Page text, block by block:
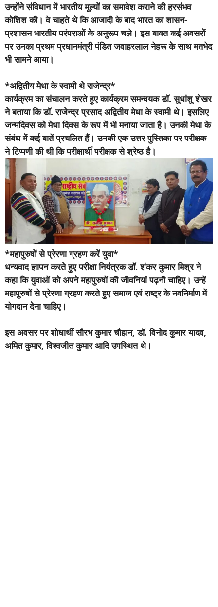
उन्होंने संविधान में भारतीय मूल्यों का समावेश कराने की हरसंभव
कोशिश की। वे चाहते थे कि आजादी के बाद भारत का शासन-
प्रशासन भारतीय परंपराओं के अनुरूप चले। इस बावत कई अवसरों
पर उनका प्रथम प्रधानमंत्री पंडित जवाहरलाल नेहरू के साथ मतभेद
भी सामने आया।
*अद्वितीय मेधा के स्वामी थे राजेन्द्र*
कार्यक्रम का संचालन करते हुए कार्यक्रम समन्वयक डॉ. सुधांशु शेखर
ने बताया कि डॉ. राजेन्द्र प्रसाद अद्वितीय मेधा के स्वामी थे। इसलिए
जन्मदिवस को मेधा दिवस के रूप में भी मनाया जाता है। उनकी मेधा के
संबंध में कई बातें प्रचलित हैं। उनकी एक उत्तर पुस्तिका पर परीक्षक
ने टिप्पणी की थी कि परीक्षार्थी परीक्षक से श्रेष्ठ है।
*महापुरुषों से प्रेरणा ग्रहण करें युवा*
धन्यवाद ज्ञापन करते हुए परीक्षा नियंत्रक डॉ. शंकर कुमार मिश्र ने
कहा कि युवाओं को अपने महापुरुषों की जीवनियां पढ़नी चाहिए। उन्हें
महापुरुषों से प्रेरणा ग्रहण करते हुए समाज एवं राष्ट्र के नवनिर्माण में
योगदान देना चाहिए।
इस अवसर पर शोधार्थी सौरभ कुमार चौहान, डॉ. विनोद कुमार यादव,
अमित कुमार, विश्वजीत कुमार आदि उपस्थित थे।